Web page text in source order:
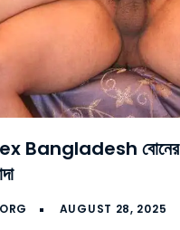
Bangladesh বোনের